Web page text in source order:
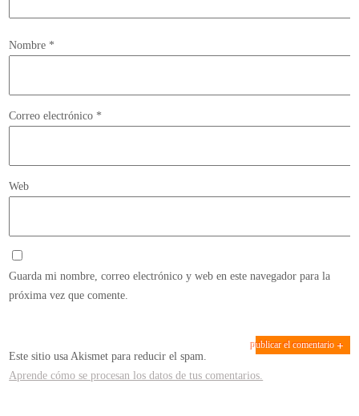
Nombre *
Correo electrónico *
Web
Guarda mi nombre, correo electrónico y web en este navegador para la
próxima vez que comente.
Este sitio usa Akismet para reducir el spam.
Aprende cómo se procesan los datos de tus comentarios.